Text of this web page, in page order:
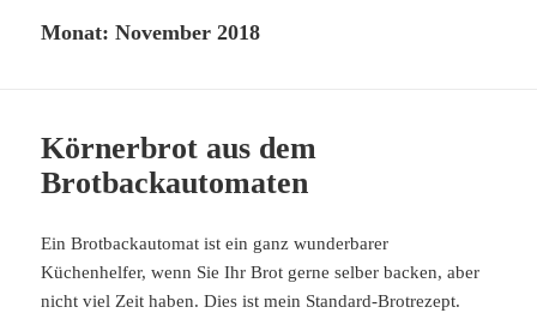
Monat:November 2018
Körnerbrot aus dem
Brotbackautomaten
Ein Brotbackautomat ist ein ganz wunderbarer
Küchenhelfer, wenn Sie Ihr Brot gerne selber backen, aber
nicht viel Zeit haben. Dies ist mein Standard-Brotrezept.